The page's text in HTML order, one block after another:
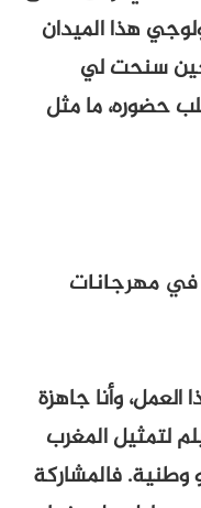
هذا الميدان
سنحت لي
حضوره، ما مثل
مهرجانات
وأنا جاهزة
لتمثيل المغرب
وطنية. فالمشاركة